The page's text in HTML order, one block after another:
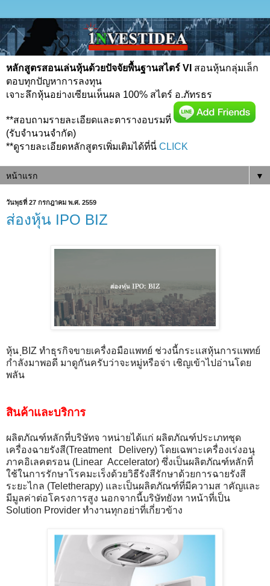
หลักสูตรสอนเล่นหุ้นด้วยปัจจัยพื้นฐานสไตร์ VI สอนหุ้นกลุ่มเล็ก
ตอบทุกปัญหาการลงทุน
เจาะลึกหุ้นอย่างเซียนเห็นผล 100% สไตร์ อ.ภัทรธร
**สอบถามรายละเอียดและตารางอบรมที่
(รับจำนวนจำกัด)
**ดูรายละเอียดหลักสูตรเพิ่มเติมได้ที่นี่ CLICK
▼
วันพุธที่ 27 กรกฎาคม พ.ศ. 2559
ส่องหุ้น IPO BIZ
หุ้น ฺBIZ ทำธุรกิจขายเครื่งอมือแพทย์ ช่วงนี้กระแสหุ้นการแพทย์
กำลังมาพอดี มาดูกันครับว่าจะหมู่หรือจ่า เชิญเข้าไปอ่านโดย
พลัน
สินค้าและบริการ
ผลิตภัณฑ์หลักที่บริษัทจ าหน่ายได้แก่ ผลิตภัณฑ์ประเภทชุด
เครื่องฉายรังสี(Treatment Delivery) โดยเฉพาะเครื่องเร่งอนุ
ภาคอิเลคตรอน (Linear Accelerator) ซึ่งเป็นผลิตภัณฑ์หลักที่
ใช้ในการรักษาโรคมะเร็งด้วยวิธีรังสีรักษาด้วยการฉายรังสี
ระยะไกล (Teletherapy) และเป็นผลิตภัณฑ์ที่มีความส าคัญและ
มีมูลค่าต่อโครงการสูง นอกจากนี้บริษัทยังท าหน้าที่เป็น
Solution Provider ทำงานทุกอย่าที่เกี่ยวข้าง